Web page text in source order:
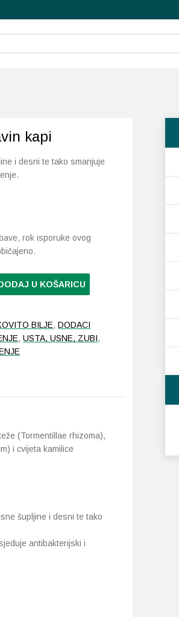
kapi
i desni te tako smanjuje
rok isporuke ovog
U KOŠARICU
BILJE,DODACI
,USTA, USNE, ZUBI,
(Tormentillae rhizoma),
i cvijeta kamilice
šupljine i desni te tako
antibakterijski i